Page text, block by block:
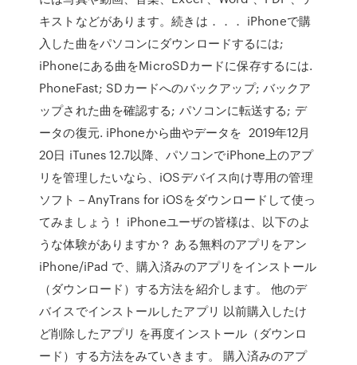
キストなどがあります。続きは．．． iPhoneで購
入した曲をパソコンにダウンロードするには;
iPhoneにある曲をMicroSDカードに保存するには.
PhoneFast; SDカードへのバックアップ; バックア
ップされた曲を確認する; パソコンに転送する; デ
ータの復元. iPhoneから曲やデータを 2019年12月
20日 iTunes 12.7以降、パソコンでiPhone上のアプ
リを管理したいなら、iOSデバイス向け専用の管理
ソフト－AnyTrans for iOSをダウンロードして使っ
てみましょう！ iPhoneユーザの皆様は、以下のよ
うな体験がありますか？ ある無料のアプリをアン
iPhone/iPad で、購入済みのアプリをインストール
（ダウンロード）する方法を紹介します。 他のデ
バイスでインストールしたアプリ 以前購入したけ
ど削除したアプリ を再度インストール（ダウンロ
ード）する方法をみていきます。 購入済みのアプ